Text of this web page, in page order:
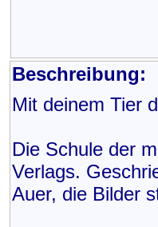
Beschreibung:
Mit deinem Tier
Die Schule der
Verlags.
Auer, die Bilder